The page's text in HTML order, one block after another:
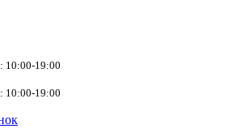
10:00-19:00
10:00-19:00